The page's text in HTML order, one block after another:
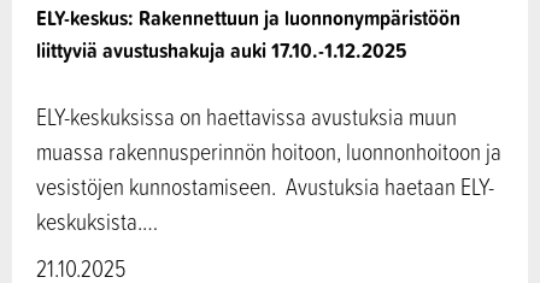
ELY-keskus: Rakennettuun ja luonnonympäristöön
liittyviä avustushakuja auki 17.10.-1.12.2025
ELY-keskuksissa on haettavissa avustuksia muun
muassa rakennusperinnön hoitoon, luonnonhoitoon ja
vesistöjen kunnostamiseen. Avustuksia haetaan ELY-
keskuksista.…
21.10.2025